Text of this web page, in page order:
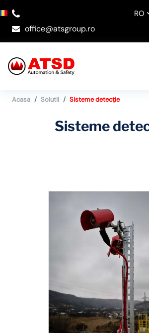
RO
office@atsgroup.ro
Acasa Solutii Sisteme detecție
Sisteme